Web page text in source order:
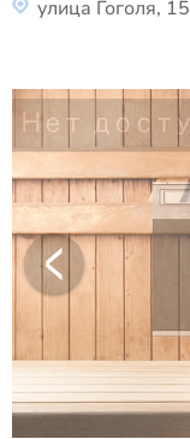
улица Гоголя, 15